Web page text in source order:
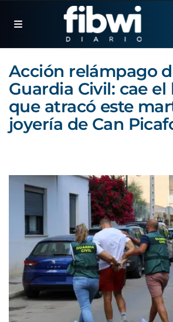
Acción relámpago
Guardia Civil: cae el
que atracó este
joyería de Can